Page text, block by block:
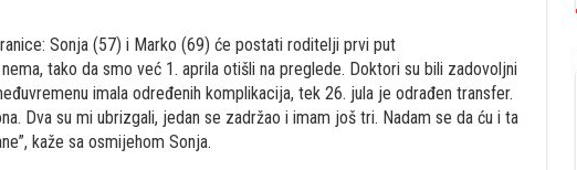
tako da smo već 1. aprila otišli na preglede. Doktori su bili zadovoljni
imala određenih komplikacija, tek 26. jula je odrađen transfer.
Dva su mi ubrizgali, jedan se zadržao i imam još tri. Nadam se da ću i ta
kaže sa osmijehom Sonja.